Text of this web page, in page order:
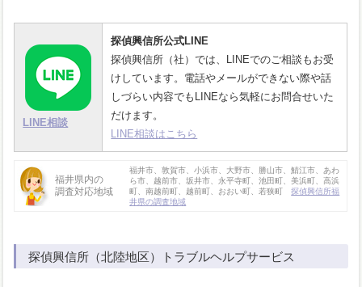
LINE相談
探偵興信所公式LINE
探偵興信所（社）では、LINEでのご相談もお受
けしています。電話やメールができない際や話
しづらい内容でもLINEなら気軽にお問合せいた
だけます。
LINE相談はこちら
福井県内の
調査対応地域
福井市、敦賀市、小浜市、大野市、勝山市、鯖江市、あわ
ら市、越前市、坂井市、永平寺町、池田町、美浜町、高浜
町、南越前町、越前町、おおい町、若狭町探偵興信所福
井県の調査地域
探偵興信所（北陸地区）トラブルヘルプサービス